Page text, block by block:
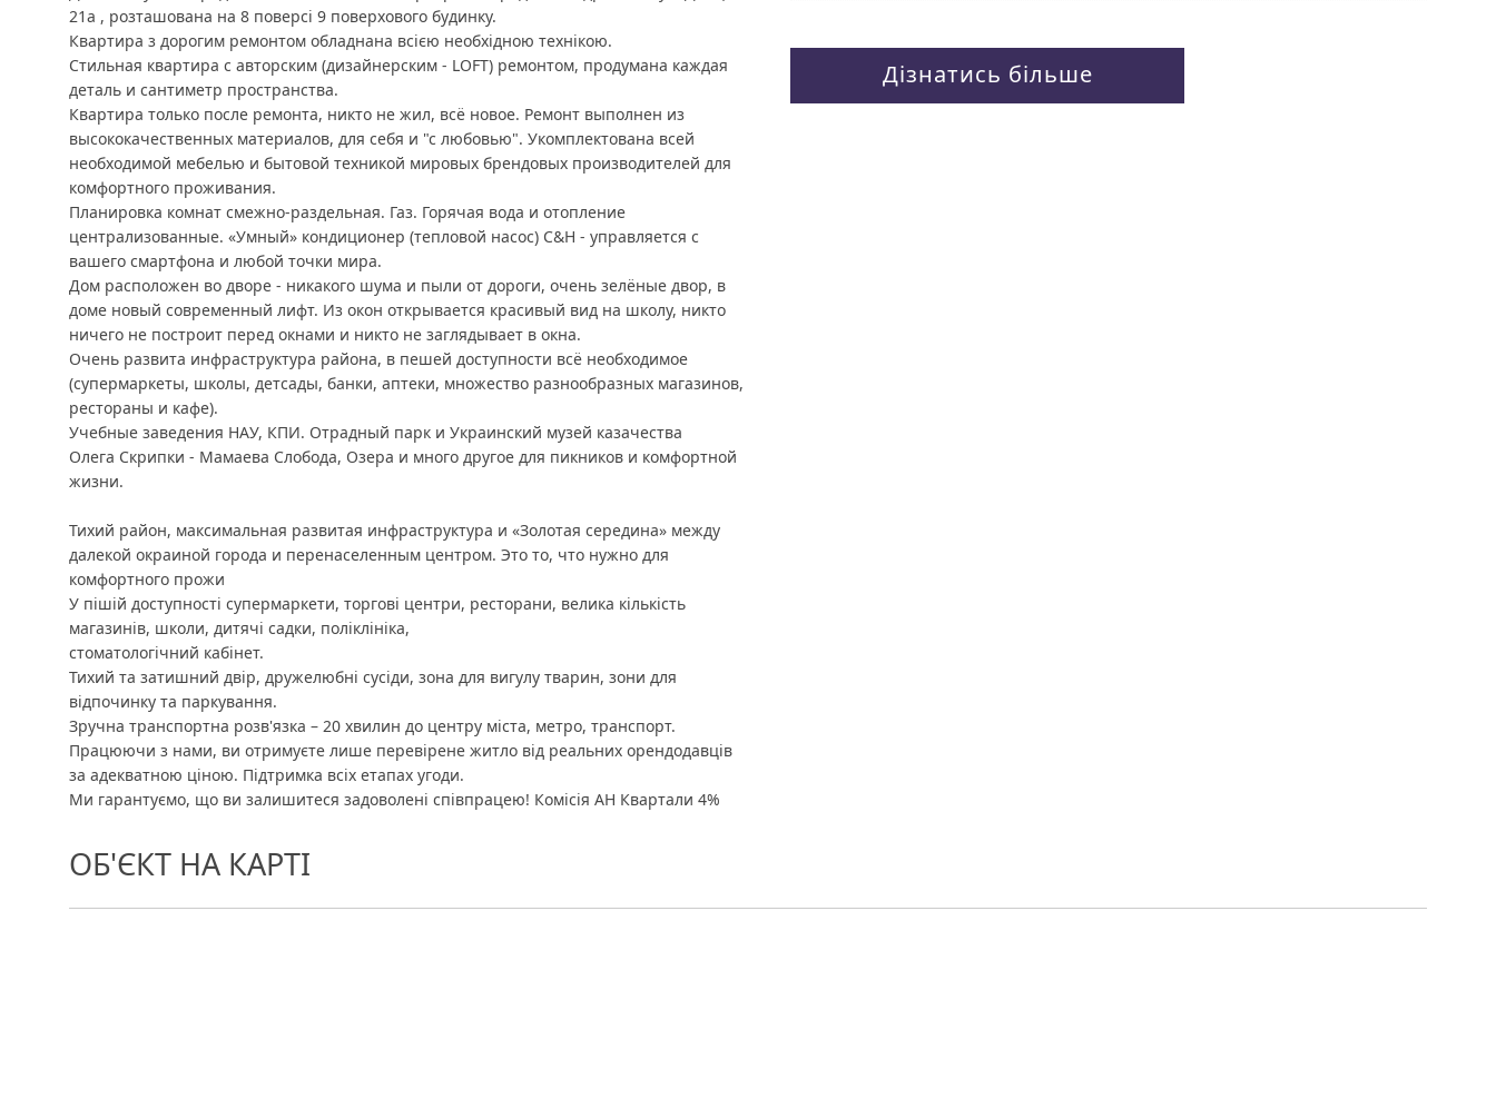
21а , розташована на 8 поверсі 9 поверхового будинку.
Квартира з дорогим ремонтом обладнана всією необхідною технікою.
Стильная квартира с авторским (дизайнерским - LOFT) ремонтом, продумана каждая
деталь и сантиметр пространства.
Квартира только после ремонта, никто не жил, всё новое. Ремонт выполнен из
высококачественных материалов, для себя и "с любовью". Укомплектована всей
необходимой мебелью и бытовой техникой мировых брендовых производителей для
комфортного проживания.
Планировка комнат смежно-раздельная. Газ. Горячая вода и отопление
централизованные. «Умный» кондиционер (тепловой насос) C&H - управляется с
вашего смартфона и любой точки мира.
Дом расположен во дворе - никакого шума и пыли от дороги, очень зелёные двор, в
доме новый современный лифт. Из окон открывается красивый вид на школу, никто
ничего не построит перед окнами и никто не заглядывает в окна.
Очень развита инфраструктура района, в пешей доступности всё необходимое
(супермаркеты, школы, детсады, банки, аптеки, множество разнообразных магазинов,
рестораны и кафе).
Учебные заведения НАУ, КПИ. Отрадный парк и Украинский музей казачества
Олега Скрипки - Мамаева Слобода, Озера и много другое для пикников и комфортной
жизни.
Тихий район, максимальная развитая инфраструктура и «Золотая середина» между
далекой окраиной города и перенаселенным центром. Это то, что нужно для
комфортного прожи
У пішій доступності супермаркети, торгові центри, ресторани, велика кількість
магазинів, школи, дитячі садки, поліклініка,
стоматологічний кабінет.
Тихий та затишний двір, дружелюбні сусіди, зона для вигулу тварин, зони для
відпочинку та паркування.
Зручна транспортна розв'язка – 20 хвилин до центру міста, метро, ​​транспорт.
Працюючи з нами, ви отримуєте лише перевірене житло від реальних орендодавців
за адекватною ціною. Підтримка всіх етапах угоди.
Ми гарантуємо, що ви залишитеся задоволені співпрацею! Комісія АН Квартали 4%
Дізнатись більше
ОБ'ЄКТ НА КАРТІ